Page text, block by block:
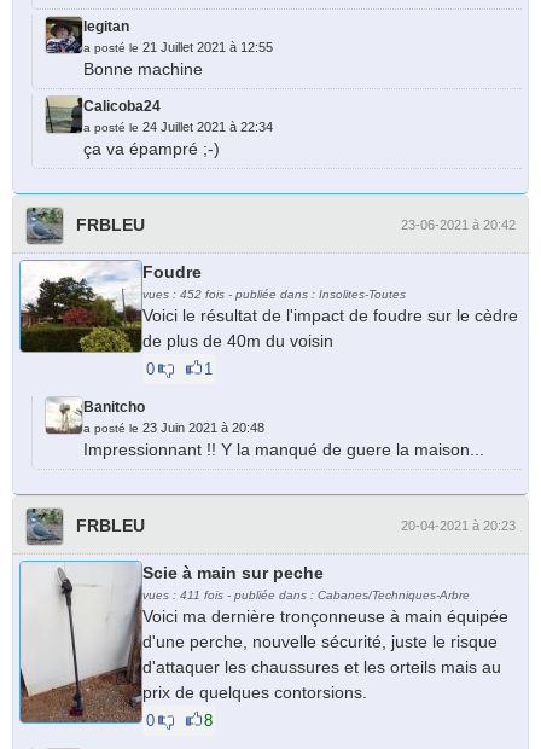
legitan
a posté le 21 Juillet 2021 à 12:55
Bonne machine
Calicoba24
a posté le 24 Juillet 2021 à 22:34
ça va épampré ;-)
FRBLEU 23-06-2021 à 20:42
Foudre
vues : 452 fois - publiée dans : Insolites-Toutes
Voici le résultat de l'impact de foudre sur le cèdre
de plus de 40m du voisin
0 1
Banitcho
a posté le 23 Juin 2021 à 20:48
Impressionnant !! Y la manqué de guere la maison...
FRBLEU 20-04-2021 à 20:23
Scie à main sur peche
vues : 411 fois - publiée dans : Cabanes/Techniques-Arbre
Voici ma dernière tronçonneuse à main équipée
d'une perche, nouvelle sécurité, juste le risque
d'attaquer les chaussures et les orteils mais au
prix de quelques contorsions.
0 8